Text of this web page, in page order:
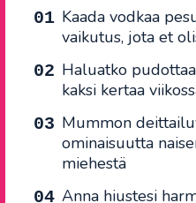
Kaada vodkaa
vaikutus, jota et
Haluatko
kaksi kertaa
Mummon
ominaisuutta
miehestä
Anna hiustesi